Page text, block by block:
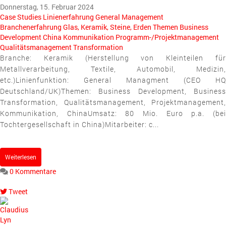
Donnerstag, 15. Februar 2024
Case Studies Linienerfahrung General Management
Branchenerfahrung Glas, Keramik, Steine, Erden Themen Business
DevelopmentChina Kommunikation Programm-/Projektmanagement
QualitätsmanagementTransformation
Branche: Keramik (Herstellung von Kleinteilen für
Metallverarbeitung, Textile, Automobil, Medizin,
etc.)Linienfunktion: General Managment (CEO HQ
Deutschland/UK)Themen: Business Development, Business
Transformation, Qualitätsmanagement, Projektmanagement,
Kommunikation, ChinaUmsatz: 80 Mio. Euro p.a. (bei
Tochtergesellschaft in China)Mitarbeiter: c...
Weiterlesen
0 Kommentare
Tweet
pinterest